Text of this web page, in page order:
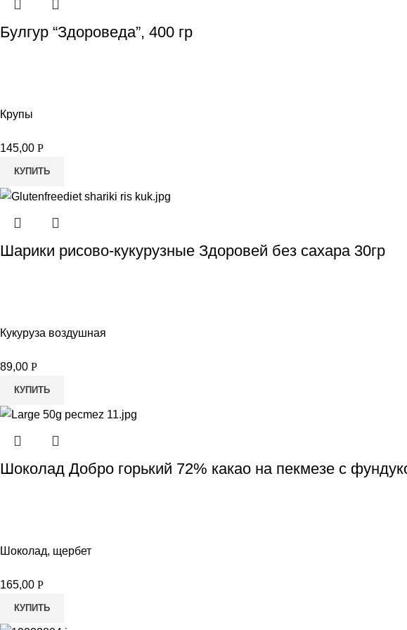
Булгур “Здороведа”, 400 гр
Крупы
145,00 Р
КУПИТЬ
Шарики рисово-кукурузные Здоровей без сахара 30гр
Кукуруза воздушная
89,00 Р
КУПИТЬ
Шоколад Добро горький 72% какао на пекмезе с
Шоколад, щербет
165,00 Р
КУПИТЬ